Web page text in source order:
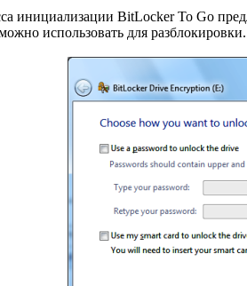
инициализации BitLocker To Go
использовать для разблокировки.